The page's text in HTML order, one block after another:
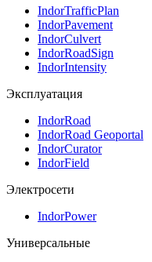
IndorTrafficPlan
IndorPavement
IndorCulvert
IndorRoadSign
IndorIntensity
Эксплуатация
IndorRoad
IndorRoad Geoportal
IndorCurator
IndorField
Электросети
IndorPower
Универсальные